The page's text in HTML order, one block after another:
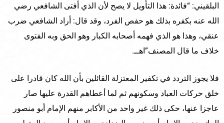
البلقيني: “فائدة: هذا التأويل لا يصح لأن الذي أفتى الشافعي رضي
الله عنه بكفره بذلك هو حفص الفرد، وقد قال: أراد الشافعي ضرب
عنقي، وهذا هو الذي فهمه أصحابه الكبار وهو الحق وبه الفتوى
خلاف ما قال المصنف”اهــ.
فلا يجوز التردد في تكفير المعتزلة القائلين بأن الله كان قادرا على
خلق حركات العباد وسكونهم ثم لما أعطاهم القدرة عليها صار
عاجزا عنها، حكى ذلك غير واحد من الأكابر منهم الإمام أبو منصور